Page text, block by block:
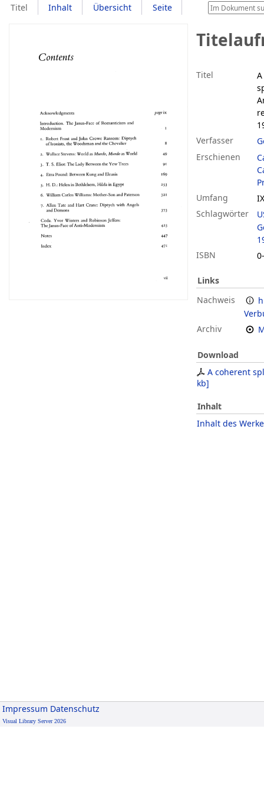
Titel Inhalt Übersicht Seite
Titel
Verfasser
Erschienen
Umfang
Schlagwörter
ISBN
Links
Nachweis
Archiv
Download
A coherent
kb]
Inhalt
Inhalt des
Impressum Datenschutz
Visual Library Server 2026